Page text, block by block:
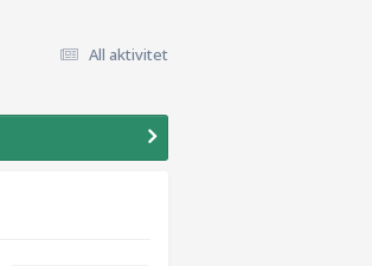
All aktivitet